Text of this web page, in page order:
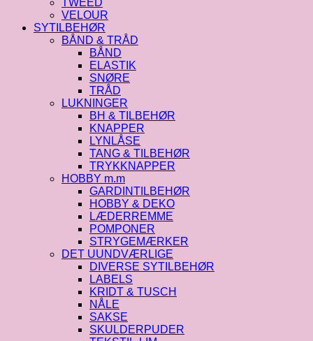
TWEED
VELOUR
SYTILBEHØR
BÅND & TRÅD
BÅND
ELASTIK
SNØRE
TRÅD
LUKNINGER
BH & TILBEHØR
KNAPPER
LYNLÅSE
TANG & TILBEHØR
TRYKKNAPPER
HOBBY m.m
GARDINTILBEHØR
HOBBY & DEKO
LÆDERREMME
POMPONER
STRYGEMÆRKER
DET UUNDVÆRLIGE
DIVERSE SYTILBEHØR
LABELS
KRIDT & TUSCH
NÅLE
SAKSE
SKULDERPUDER